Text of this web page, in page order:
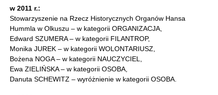
w 2011 r.:
Stowarzyszenie na Rzecz Historycznych Organów Hansa
Hummla w Olkuszu – w kategorii ORGANIZACJA,
Edward SZUMERA – w kategorii FILANTROP,
Monika JUREK – w kategorii WOLONTARIUSZ,
Bożena NOGA – w kategorii NAUCZYCIEL,
Ewa ZIELIŃSKA – w kategorii OSOBA,
Danuta SCHEWITZ – wyróżnienie w kategorii OSOBA.